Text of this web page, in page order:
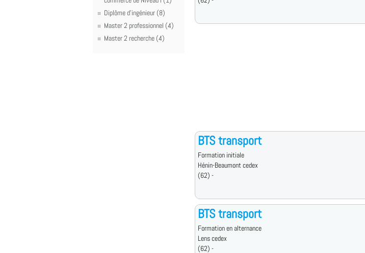
Diplôme d'ingénieur (8)
Master 2 professionnel (4)
Master 2 recherche (4)
BTS transport
Formation initiale
Hénin-Beaumont cedex
(62) -
BTS transport
Formation en alternance
Lens cedex
(62) -